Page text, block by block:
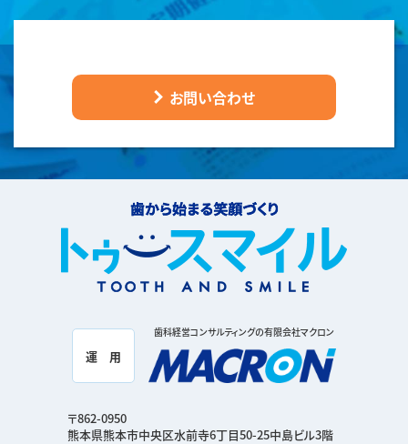
お問い合わせ
運 用
歯科経営コンサルティングの有限会社マクロン
〒862-0950
熊本県熊本市中央区水前寺6丁目50-25中島ビル3階